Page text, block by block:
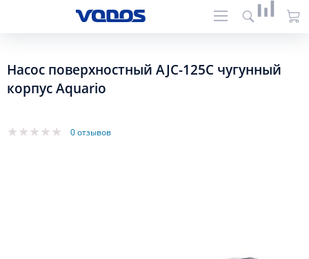
Насос поверхностный AJC-125C чугунный
корпус Aquario
0 отзывов